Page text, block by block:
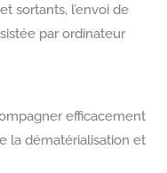
sortants, l’envoi de
par ordinateur
efficacement
la dématérialisation et